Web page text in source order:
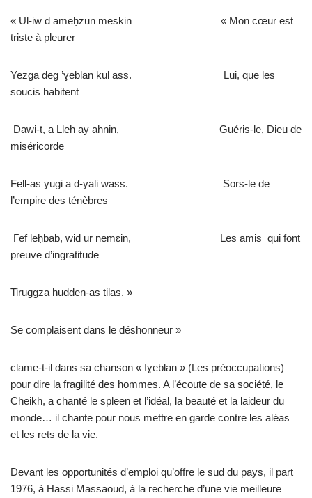
« Ul-iw d ameḥzun meskin « Mon cœur est
triste à pleurer
Yezga deg ’ɣeblan kul ass. Lui, que les
soucis habitent
Dawi-t, a Lleh ay aḥnin, Guéris-le, Dieu de
miséricorde
Fell-as yugi a d-yali wass. Sors-le de
l’empire des ténèbres
Γef leḥbab, wid ur nemɛin, Les amis qui font
preuve d’ingratitude
Tiruggza hudden-as tilas. »
Se complaisent dans le déshonneur »
clame-t-il dans sa chanson « Iɣeblan » (Les préoccupations)
pour dire la fragilité des hommes. A l’écoute de sa société, le
Cheikh, a chanté le spleen et l’idéal, la beauté et la laideur du
monde… il chante pour nous mettre en garde contre les aléas
et les rets de la vie.
Devant les opportunités d’emploi qu’offre le sud du pays, il part
1976, à Hassi Massaoud, à la recherche d’une vie meilleure